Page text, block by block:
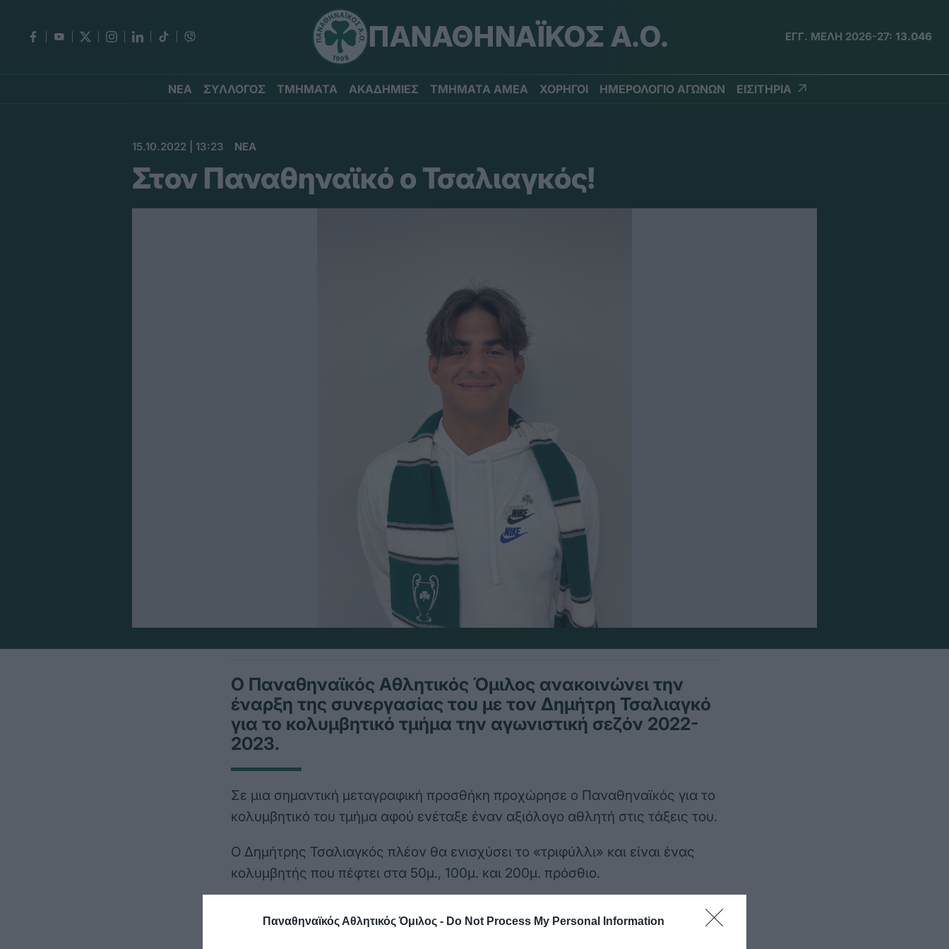
Παναθηναϊκός Αθλητικός Όμιλος - Do Not Process My Personal Information
ΠΑΝΑΘΗΝΑΪΚΟΣ Α.Ο. ΕΓΓ. ΜΕΛΗ 2026-27: 13.046
ΝΕΑ ΣΥΛΛΟΓΟΣ ΤΜΗΜΑΤΑ ΑΚΑΔΗΜΙΕΣ ΤΜΗΜΑΤΑ ΑΜΕΑ ΧΟΡΗΓΟΙ ΗΜΕΡΟΛΟΓΙΟ ΑΓΩΝΩΝ ΕΙΣΙΤΗΡΙΑ
15.10.2022 | 13:23 ΝΕΑ
Στον Παναθηναϊκό ο Τσαλιαγκός!
Ο Παναθηναϊκός Αθλητικός Όμιλος ανακοινώνει την
έναρξη της συνεργασίας του με τον Δημήτρη Τσαλιαγκό
για το κολυμβητικό τμήμα την αγωνιστική σεζόν 2022-
2023.
Σε μια σημαντική μεταγραφική προσθήκη προχώρησε ο Παναθηναϊκός για το
κολυμβητικό του τμήμα αφού ενέταξε έναν αξιόλογο αθλητή στις τάξεις του.
Ο Δημήτρης Τσαλιαγκός πλέον θα ενισχύσει το «τριφύλλι» και είναι ένας
κολυμβητής που πέφτει στα 50μ., 100μ. και 200μ. πρόσθιο.
Πρόκειται για έναν αθλητή που ήταν στο ΑΣΚ Ντέρη από τις προαγωνιστικές
κατηγορίες και ξεχωρίζει η πρόσφατη παρουσία του στο Πανευρωπαϊκό